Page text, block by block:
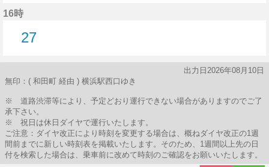
16時
27
出力日2026年08月10日
無印：( 和田町 経由 ) 横浜駅西口ゆき
※ 道路渋滞等により、予定どおり運行できない場合がありますのでご了
承下さい。
※ 祝日は休日ダイヤで運行いたします。
ご注意：ダイヤ改正により時刻を変更する場合は、概ねダイヤ改正の1週
間前までに新しい時刻表を掲載いたします。そのため、1週間以上先の日
付を検索した場合は、乗車前に改めて時刻のご確認をお願いいたします。